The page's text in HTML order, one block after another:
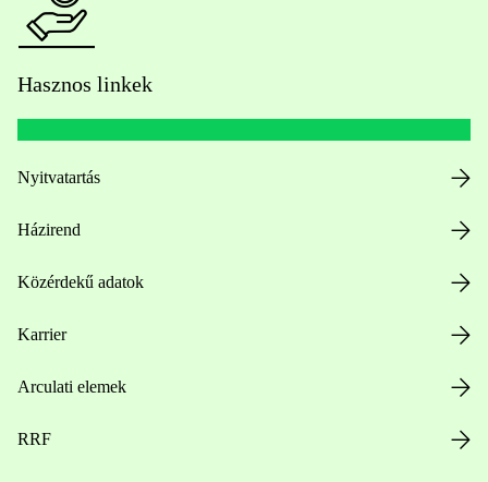
Hasznos linkek
Nyitvatartás
Házirend
Közérdekű adatok
Karrier
Arculati elemek
RRF